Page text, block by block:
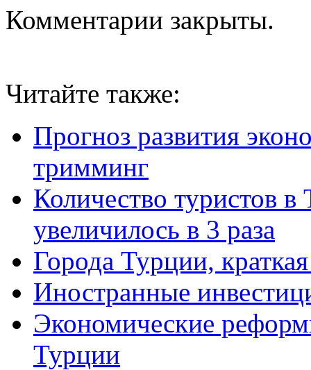
Комментарии закрыты.
Читайте также:
Прогноз развития
тримминг
Количество туристов
увеличилось в 3 раза
Города Турции,
Иностранные
Экономические
Турции